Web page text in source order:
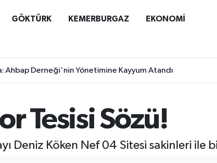
GÖKTÜRK KEMERBURGAZ EKONOMİ
Ahbap Derneği'nin Yönetimine Kayyum Atandı
Tesisi Sözü!
Deniz Köken Nef 04 Sitesi sakinleri ile